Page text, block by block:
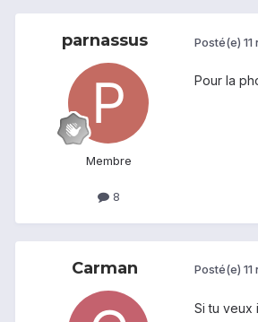
parnassus
Membre
8
Posté(e)
Pour la
Carman Posté(e)
Si tu veux